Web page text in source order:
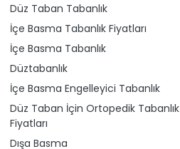
Düz Taban Tabanlık
İçe Basma Tabanlık Fiyatları
İçe Basma Tabanlık
Düztabanlık
İçe Basma Engelleyici Tabanlık
Düz Taban İçin Ortopedik Tabanlık
Fiyatları
Dışa Basma